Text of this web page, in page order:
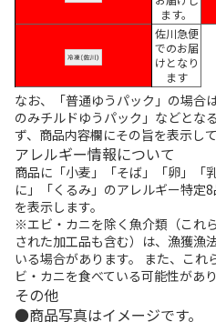
ます。
佐川急便
でのお届
けとなり
ます
なお、「普通ゆうパック」の場合
のみチルドゆうパック」などとな
ず、商品内容欄にその旨を表示して
アレルギー情報について
商品に「小麦」「そば」「卵」「
に」「くるみ」のアレルギー特定
を表示します。
※エビ・カニを除く魚介類（これ
された加工品も含む）は、漁獲漁
いる場合があります。 また、これ
ビ・カニを食べている可能性があり
その他
商品写真はイメージです。